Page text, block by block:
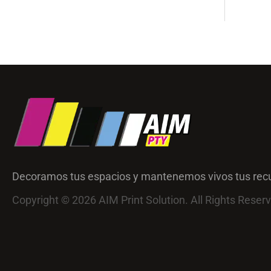
Decoramos tus espacios y mantenemos vivos tus
Copyright © 2026 AIM Print Solution. All Rights